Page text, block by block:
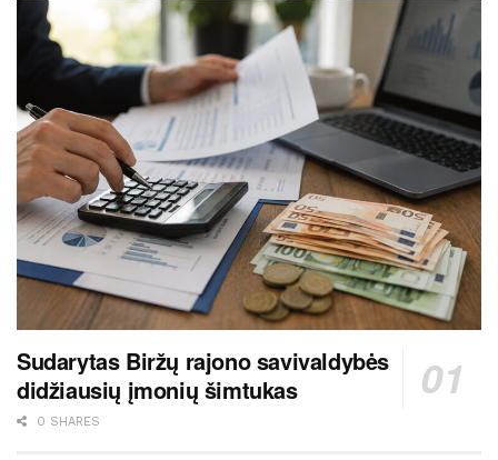
Sudarytas Biržų rajono savivaldybės
didžiausių įmonių šimtukas
0 SHARES